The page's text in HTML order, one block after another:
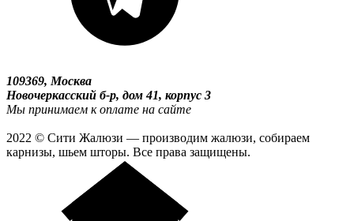
109369, Москва
Новочеркасский б-р, дом 41, корпус 3
Мы принимаем к оплате на сайте
2022 © Сити Жалюзи — производим жалюзи, собираем
карнизы, шьем шторы. Все права защищены.